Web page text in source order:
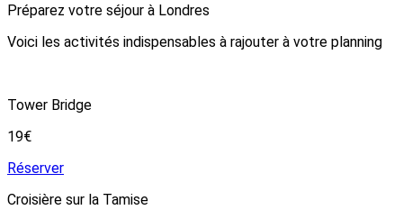
Préparez votre séjour à Londres
Voici les activités indispensables à rajouter à votre planning
Tower Bridge
19€
Réserver
Croisière sur la Tamise